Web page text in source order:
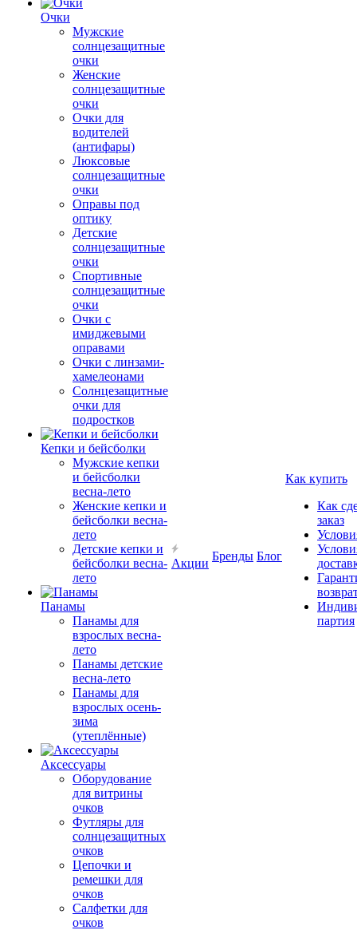
Очки
Мужские
солнцезащитные
очки
Женские
солнцезащитные
очки
Очки для
водителей
(антифары)
Люксовые
солнцезащитные
очки
Оправы под
оптику
Детские
солнцезащитные
очки
Спортивные
солнцезащитные
очки
Очки с
имиджевыми
оправами
Очки с линзами-
хамелеонами
Солнцезащитные
очки для
подростков
Кепки и бейсболки
Мужские кепки
и бейсболки
весна-лето
Женские кепки и
бейсболки весна-
лето
Детские кепки и
бейсболки весна-
лето
Панамы
Панамы для
взрослых весна-
лето
Панамы детские
весна-лето
Панамы для
взрослых осень-
зима
(утеплённые)
Аксессуары
Оборудование
для витрины
очков
Футляры для
солнцезащитных
очков
Цепочки и
ремешки для
очков
Салфетки для
очков
Акции
Бренды Блог
Как купить
Как
заказ
партия